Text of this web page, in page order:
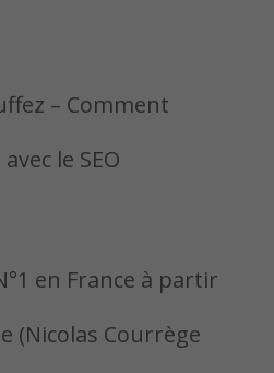
– Comment
le SEO
en France à partir
(Nicolas Courrège